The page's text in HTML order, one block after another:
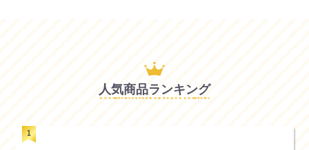
人気商品ランキング